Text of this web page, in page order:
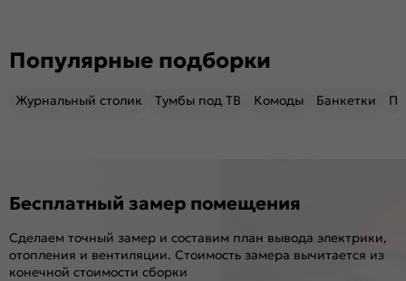
Популярные подборки
Журнальный столик Тумбы под ТВ Комоды Банкетки
Бесплатный замер помещения
Сделаем точный замер и составим план вывода электрики,
отопления и вентиляции. Стоимость замера вычитается из
конечной стоимости сборки